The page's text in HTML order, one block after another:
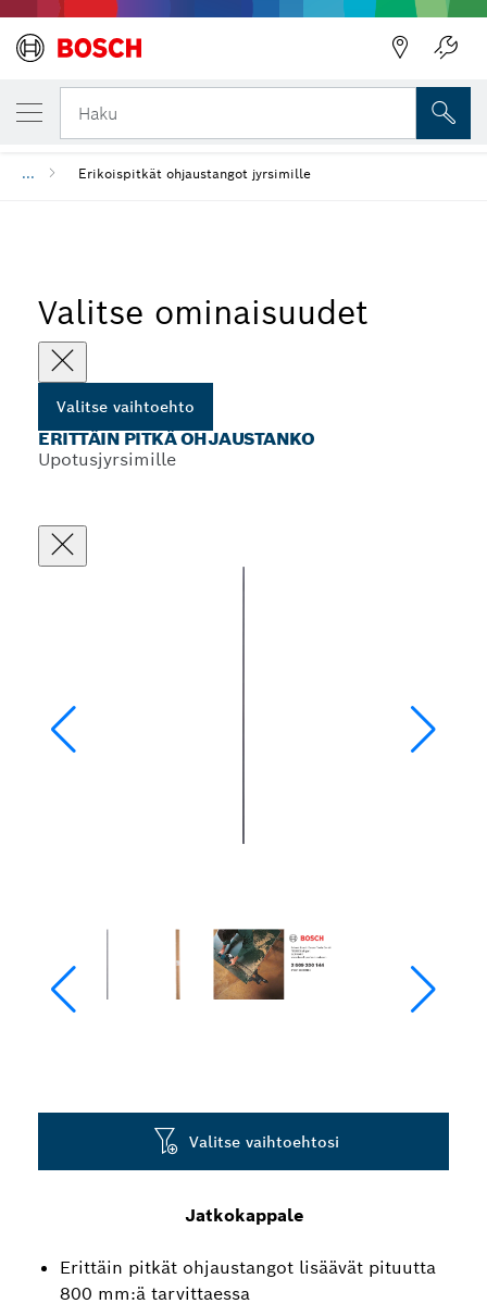
Haku
... Erikoispitkät ohjaustangot jyrsimille
Valitse ominaisuudet
Valitse vaihtoehto
ERITTÄIN PITKÄ OHJAUSTANKO
Upotusjyrsimille
Jatkokappale
Erittäin pitkät ohjaustangot lisäävät pituutta
800 mm:ä tarvittaessa
Valitse vaihtoehtosi
VALITSEMASI VAIHTOEHTO
Erittäin pitkä ohjaustanko